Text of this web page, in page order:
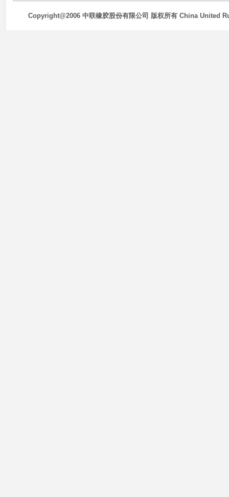
Copyright@2006 中联橡胶股份有限公司 版权所有 China United